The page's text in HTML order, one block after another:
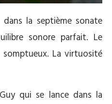
dans la septième sonate
sonore parfait. Le
La virtuosité
qui se lance dans la